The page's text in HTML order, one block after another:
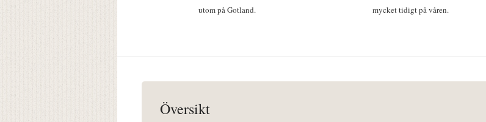
utom på Gotland.
mycket tidigt på våren.
Översikt